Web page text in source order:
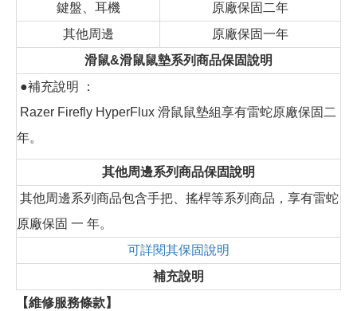
鍵盤、耳機
原廠保固二年
其他周邊
原廠保固一年
滑鼠&滑鼠鼠墊系列商品保固說明
●補充說明 ：
Razer Firefly HyperFlux 滑鼠鼠墊組享有雷蛇原廠保固二
年。
其他周邊系列商品保固說明
其他周邊系列商品包含手把、搖桿等系列商品，享有雷蛇
原廠保固 一 年。
可詳閱其保固說明
補充說明
【維修服務條款】